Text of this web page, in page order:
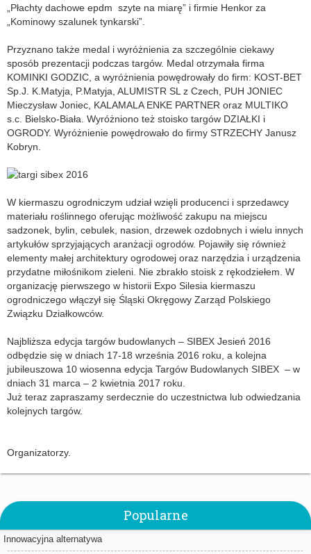
„Płachty dachowe epdm szyte na miarę” i firmie Henkor za
„Kominowy szalunek tynkarski”.
Przyznano także medal i wyróżnienia za szczególnie ciekawy
sposób prezentacji podczas targów. Medal otrzymała firma
KOMINKI GODZIC, a wyróżnienia powędrowały do firm: KOST-BET
Sp.J. K.Matyja, P.Matyja, ALUMISTR SL z Czech, PUH JONIEC
Mieczysław Joniec, KALAMALA ENKE PARTNER oraz MULTIKO
s.c. Bielsko-Biała. Wyróżniono też stoisko targów DZIAŁKI i
OGRODY. Wyróżnienie powędrowało do firmy STRZECHY Janusz
Kobryn.
W kiermaszu ogrodniczym udział wzięli producenci i sprzedawcy
materiału roślinnego oferując możliwość zakupu na miejscu
sadzonek, bylin, cebulek, nasion, drzewek ozdobnych i wielu innych
artykułów sprzyjających aranżacji ogrodów. Pojawiły się również
elementy małej architektury ogrodowej oraz narzędzia i urządzenia
przydatne miłośnikom zieleni. Nie zbrakło stoisk z rękodziełem. W
organizację pierwszego w historii Expo Silesia kiermaszu
ogrodniczego włączył się Śląski Okręgowy Zarząd Polskiego
Związku Działkowców.
Najbliższa edycja targów budowlanych – SIBEX Jesień 2016
odbędzie się w dniach 17-18 września 2016 roku, a kolejna
jubileuszowa 10 wiosenna edycja Targów Budowlanych SIBEX – w
dniach 31 marca – 2 kwietnia 2017 roku.
Już teraz zapraszamy serdecznie do uczestnictwa lub odwiedzania
kolejnych targów.
Organizatorzy.
Popularne
Innowacyjna alternatywa